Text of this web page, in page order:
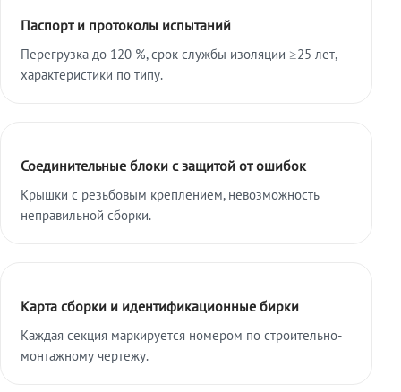
Паспорт и протоколы испытаний
Перегрузка до 120 %, срок службы изоляции ≥25 лет,
характеристики по типу.
Соединительные блоки с защитой от ошибок
Крышки с резьбовым креплением, невозможность
неправильной сборки.
Карта сборки и идентификационные бирки
Каждая секция маркируется номером по строительно-
монтажному чертежу.